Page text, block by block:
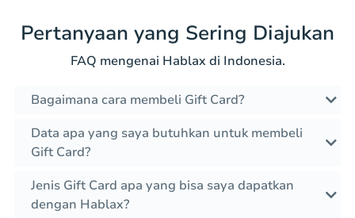
Pertanyaan yang Sering Diajukan
FAQ mengenai Hablax di Indonesia.
Bagaimana cara membeli Gift Card?
Data apa yang saya butuhkan untuk membeli
Gift Card?
Jenis Gift Card apa yang bisa saya dapatkan
dengan Hablax?